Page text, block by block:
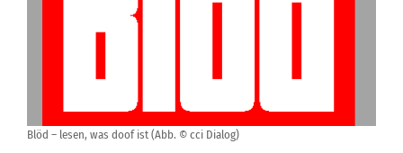
Blöd – lesen, was doof ist (Abb. © cci Dialog)